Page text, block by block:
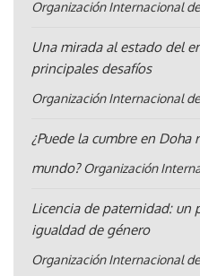
Organización Internacional
Una mirada al estado del
principales desafíos
Organización Internacional
¿Puede la cumbre en
mundo? Organización
Licencia de paternidad: un
igualdad de género
Organización Internacional